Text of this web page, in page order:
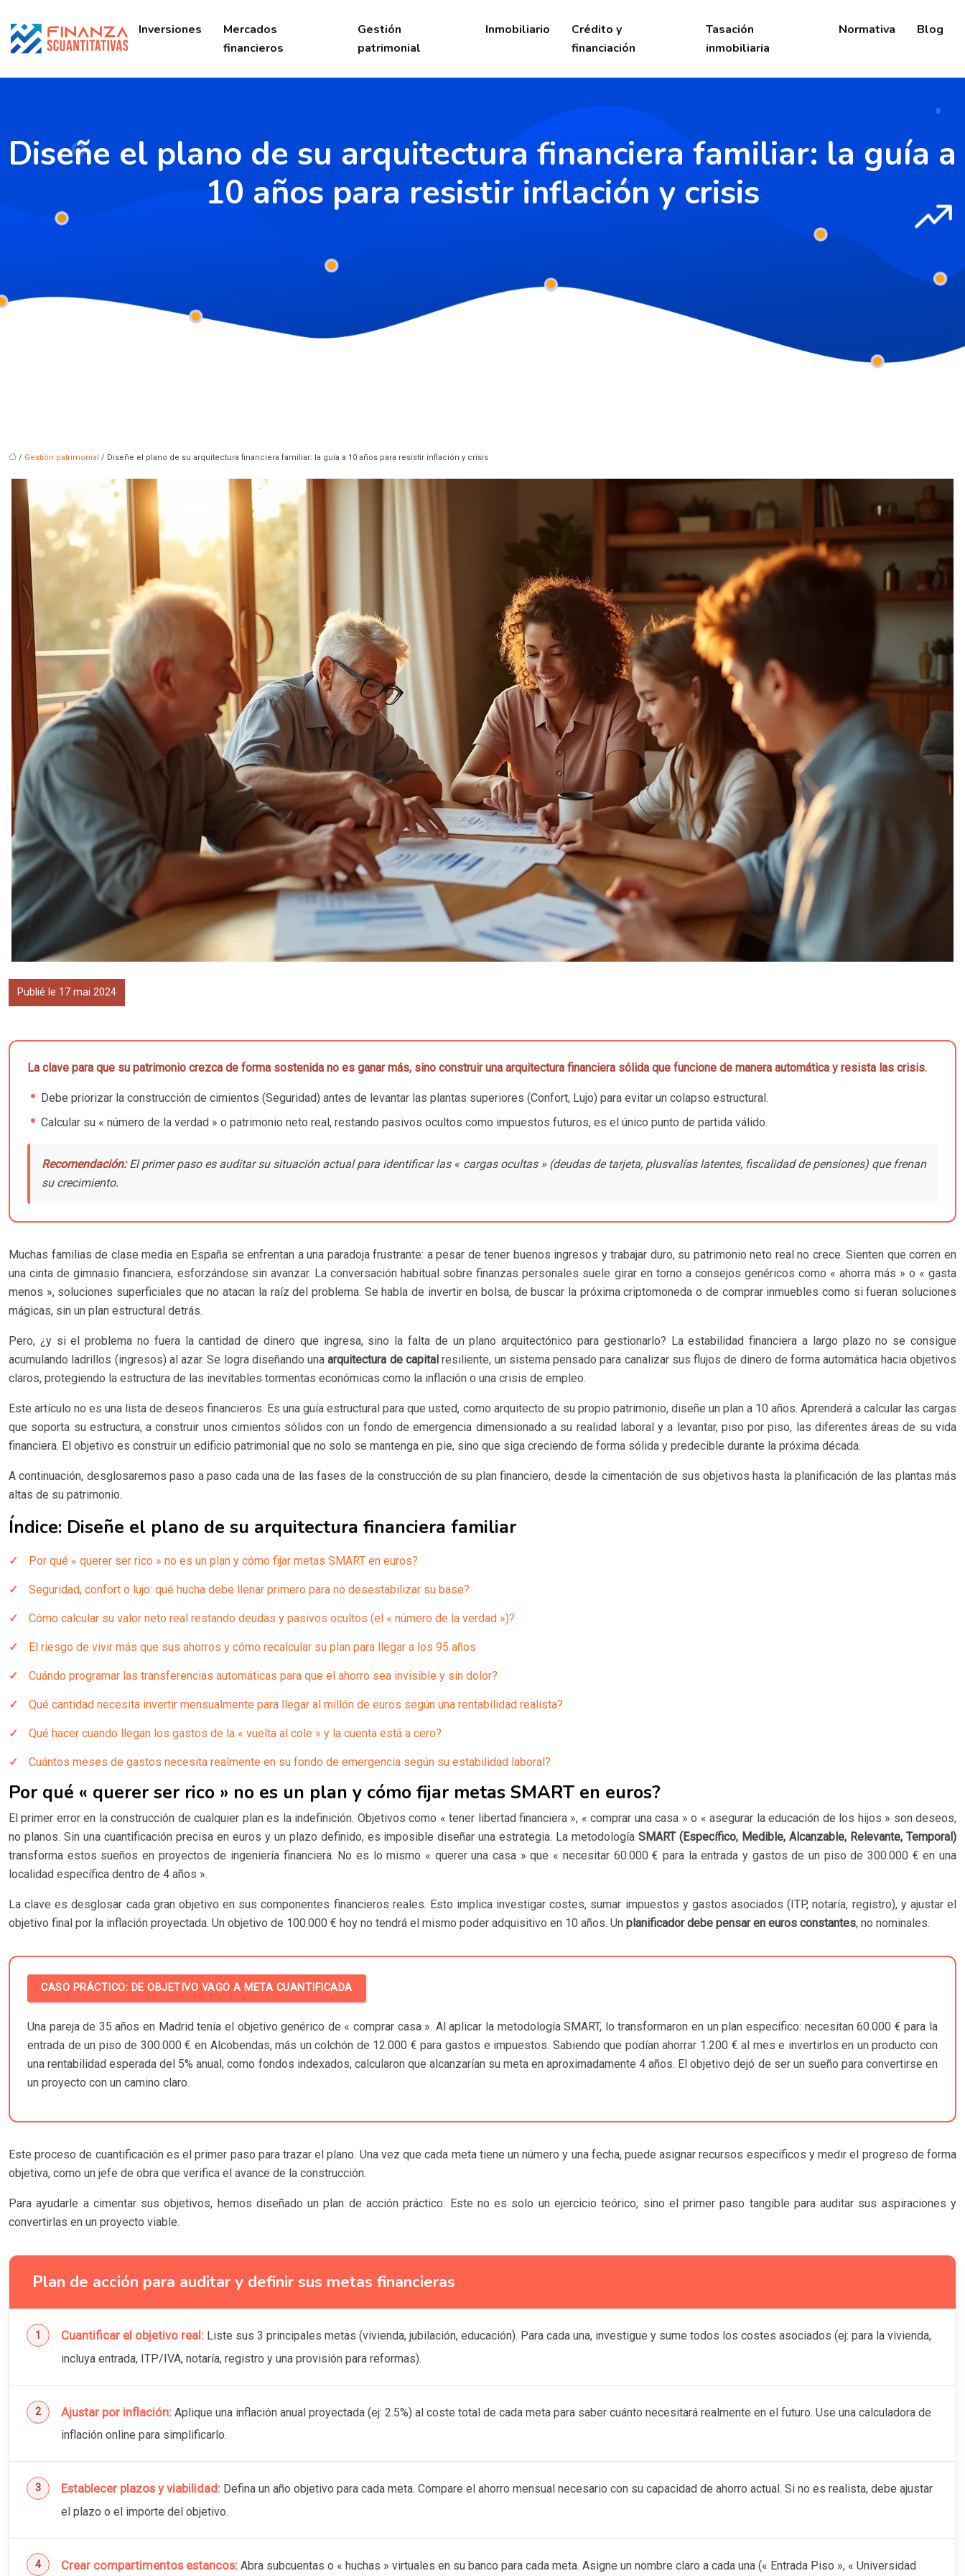
Inversiones
Mercados
financieros
Gestión
patrimonial
Inmobiliario
Crédito y
financiación
Tasación
inmobiliaria
Normativa Blog
Diseñe el plano de su arquitectura financiera familiar: la guía a
10 años para resistir inflación y crisis
/ Gestión patrimonial / Diseñe el plano de su arquitectura financiera familiar: la guía a 10 años para resistir inflación y crisis
Publié le 17 mai 2024
La clave para que su patrimonio crezca de forma sostenida no es ganar más, sino construir una arquitectura financiera sólida que funcione de manera automática y resista las crisis.
Debe priorizar la construcción de cimientos (Seguridad) antes de levantar las plantas superiores (Confort, Lujo) para evitar un colapso estructural.
Calcular su « número de la verdad » o patrimonio neto real, restando pasivos ocultos como impuestos futuros, es el único punto de partida válido.
Recomendación:El primer paso es auditar su situación actual para identificar las « cargas ocultas » (deudas de tarjeta, plusvalías latentes, fiscalidad de pensiones) que frenan
su crecimiento.
Muchas familias de clase media en España se enfrentan a una paradoja frustrante: a pesar de tener buenos ingresos y trabajar duro, su patrimonio neto real no crece. Sienten que corren en
una cinta de gimnasio financiera, esforzándose sin avanzar. La conversación habitual sobre finanzas personales suele girar en torno a consejos genéricos como « ahorra más » o « gasta
menos », soluciones superficiales que no atacan la raíz del problema. Se habla de invertir en bolsa, de buscar la próxima criptomoneda o de comprar inmuebles como si fueran soluciones
mágicas, sin un plan estructural detrás.
Pero, ¿y si el problema no fuera la cantidad de dinero que ingresa, sino la falta de un plano arquitectónico para gestionarlo? La estabilidad financiera a largo plazo no se consigue
acumulando ladrillos (ingresos) al azar. Se logra diseñando unaarquitectura de capitalresiliente, un sistema pensado para canalizar sus flujos de dinero de forma automática hacia objetivos
claros, protegiendo la estructura de las inevitables tormentas económicas como la inflación o una crisis de empleo.
Este artículo no es una lista de deseos financieros. Es una guía estructural para que usted, como arquitecto de su propio patrimonio, diseñe un plan a 10 años. Aprenderá a calcular las cargas
que soporta su estructura, a construir unos cimientos sólidos con un fondo de emergencia dimensionado a su realidad laboral y a levantar, piso por piso, las diferentes áreas de su vida
financiera. El objetivo es construir un edificio patrimonial que no solo se mantenga en pie, sino que siga creciendo de forma sólida y predecible durante la próxima década.
A continuación, desglosaremos paso a paso cada una de las fases de la construcción de su plan financiero, desde la cimentación de sus objetivos hasta la planificación de las plantas más
altas de su patrimonio.
Índice: Diseñe el plano de su arquitectura financiera familiar
Por qué « querer ser rico » no es un plan y cómo fijar metas SMART en euros?
Seguridad, confort o lujo: qué hucha debe llenar primero para no desestabilizar su base?
Cómo calcular su valor neto real restando deudas y pasivos ocultos (el « número de la verdad »)?
El riesgo de vivir más que sus ahorros y cómo recalcular su plan para llegar a los 95 años
Cuándo programar las transferencias automáticas para que el ahorro sea invisible y sin dolor?
Qué cantidad necesita invertir mensualmente para llegar al millón de euros según una rentabilidad realista?
Qué hacer cuando llegan los gastos de la « vuelta al cole » y la cuenta está a cero?
Cuántos meses de gastos necesita realmente en su fondo de emergencia según su estabilidad laboral?
Por qué « querer ser rico » no es un plan y cómo fijar metas SMART en euros?
El primer error en la construcción de cualquier plan es la indefinición. Objetivos como « tener libertad financiera », « comprar una casa » o « asegurar la educación de los hijos » son deseos,
no planos. Sin una cuantificación precisa en euros y un plazo definido, es imposible diseñar una estrategia. La metodologíaSMART (Específico, Medible, Alcanzable, Relevante, Temporal)
transforma estos sueños en proyectos de ingeniería financiera. No es lo mismo « querer una casa » que « necesitar 60.000 € para la entrada y gastos de un piso de 300.000 € en una
localidad específica dentro de 4 años ».
La clave es desglosar cada gran objetivo en sus componentes financieros reales. Esto implica investigar costes, sumar impuestos y gastos asociados (ITP, notaría, registro), y ajustar el
objetivo final por la inflación proyectada. Un objetivo de 100.000 € hoy no tendrá el mismo poder adquisitivo en 10 años. Un planificador debe pensar en euros constantes, no nominales.
CASO PRÁCTICO: DE OBJETIVO VAGO A META CUANTIFICADA
Una pareja de 35 años en Madrid tenía el objetivo genérico de « comprar casa ». Al aplicar la metodología SMART, lo transformaron en un plan específico: necesitan 60.000 € para la
entrada de un piso de 300.000 € en Alcobendas, más un colchón de 12.000 € para gastos e impuestos. Sabiendo que podían ahorrar 1.200 € al mes e invertirlos en un producto con
una rentabilidad esperada del 5% anual, como fondos indexados, calcularon que alcanzarían su meta en aproximadamente 4 años. El objetivo dejó de ser un sueño para convertirse en
un proyecto con un camino claro.
Este proceso de cuantificación es el primer paso para trazar el plano. Una vez que cada meta tiene un número y una fecha, puede asignar recursos específicos y medir el progreso de forma
objetiva, como un jefe de obra que verifica el avance de la construcción.
Para ayudarle a cimentar sus objetivos, hemos diseñado un plan de acción práctico. Este no es solo un ejercicio teórico, sino el primer paso tangible para auditar sus aspiraciones y
convertirlas en un proyecto viable.
Plan de acción para auditar y definir sus metas financieras
Cuantificar el objetivo real: Liste sus 3 principales metas (vivienda, jubilación, educación). Para cada una, investigue y sume todos los costes asociados (ej: para la vivienda,
incluya entrada, ITP/IVA, notaría, registro y una provisión para reformas).
Ajustar por inflación: Aplique una inflación anual proyectada (ej: 2.5%) al coste total de cada meta para saber cuánto necesitará realmente en el futuro. Use una calculadora de
inflación online para simplificarlo.
Establecer plazos y viabilidad: Defina un año objetivo para cada meta. Compare el ahorro mensual necesario con su capacidad de ahorro actual. Si no es realista, debe ajustar
el plazo o el importe del objetivo.
Crear compartimentos estancos: Abra subcuentas o « huchas » virtuales en su banco para cada meta. Asigne un nombre claro a cada una (« Entrada Piso », « Universidad